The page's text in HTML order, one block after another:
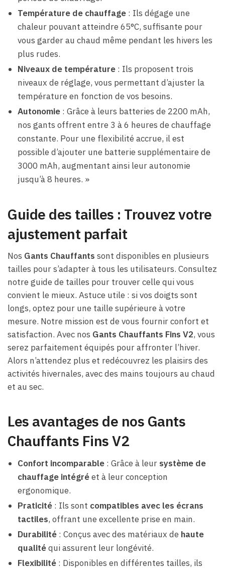
Température de chauffage : Ils dégage une
chaleur pouvant atteindre 65°C, suffisante pour
vous garder au chaud même pendant les hivers les
plus rudes.
Niveaux de température : Ils proposent trois
niveaux de réglage, vous permettant d’ajuster la
température en fonction de vos besoins.
Autonomie : Grâce à leurs batteries de 2200 mAh,
nos gants offrent entre 3 à 6 heures de chauffage
constante. Pour une flexibilité accrue, il est
possible d’ajouter une batterie supplémentaire de
3000 mAh, augmentant ainsi leur autonomie
jusqu’à 8 heures. »
Guide des tailles : Trouvez votre
ajustement parfait
Nos Gants Chauffants sont disponibles en plusieurs
tailles pour s’adapter à tous les utilisateurs. Consultez
notre guide de tailles pour trouver celle qui vous
convient le mieux. Astuce utile : si vos doigts sont
longs, optez pour une taille supérieure à votre
mesure. Notre mission est de vous fournir confort et
satisfaction. Avec nos Gants Chauffants Fins V2, vous
serez parfaitement équipés pour affronter l’hiver.
Alors n’attendez plus et redécouvrez les plaisirs des
activités hivernales, avec des mains toujours au chaud
et au sec.
Les avantages de nos Gants
Chauffants Fins V2
Confort incomparable : Grâce à leur système de
chauffage intégréet à leur conception
ergonomique.
Praticité : Ils sont compatibles avec les écrans
tactiles, offrant une excellente prise en main.
Durabilité : Conçus avec des matériaux de haute
qualitéqui assurent leur longévité.
Flexibilité : Disponibles en différentes tailles, ils